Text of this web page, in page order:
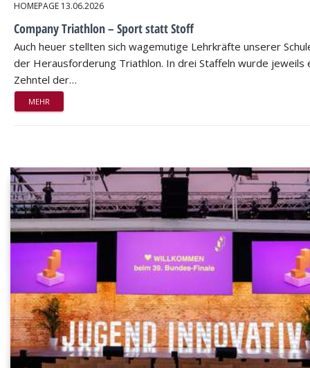
HOMEPAGE 13.06.2026
Company Triathlon – Sport statt Stoff
Auch heuer stellten sich wagemutige Lehrkräfte unserer
der Herausforderung Triathlon. In drei Staffeln wurde jeweils
Zehntel der…
MEHR